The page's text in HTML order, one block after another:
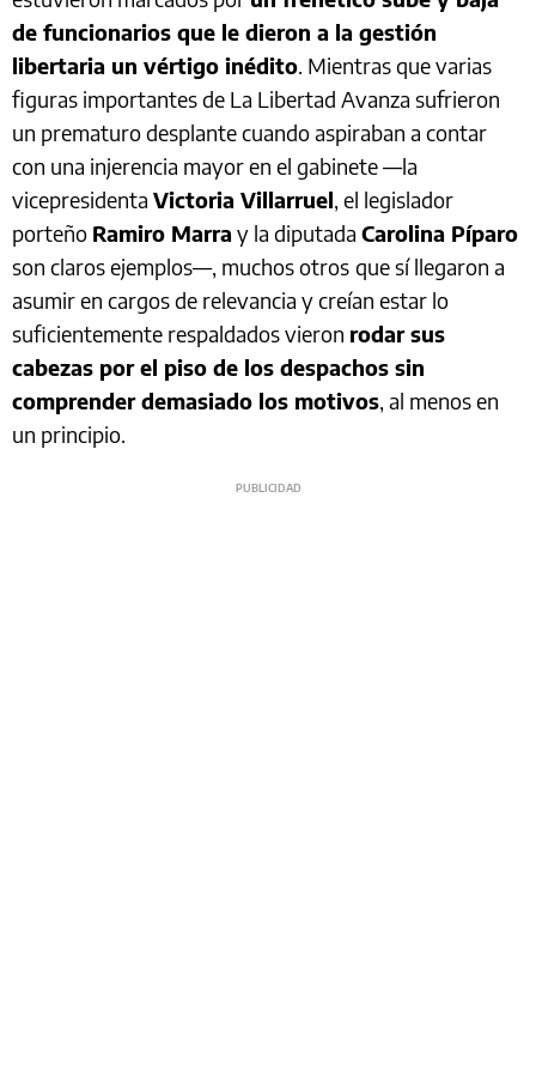
de funcionarios que le dieron a la gestión
libertaria un vértigo inédito. Mientras que varias
figuras importantes de La Libertad Avanza sufrieron
un prematuro desplante cuando aspiraban a contar
con una injerencia mayor en el gabinete —la
vicepresidenta Victoria Villarruel, el legislador
porteño Ramiro Marra y la diputada Carolina Píparo
son claros ejemplos—, muchos otros que sí llegaron a
asumir en cargos de relevancia y creían estar lo
suficientemente respaldados vieron rodar sus
cabezas por el piso de los despachos sin
comprender demasiado los motivos, al menos en
un principio.